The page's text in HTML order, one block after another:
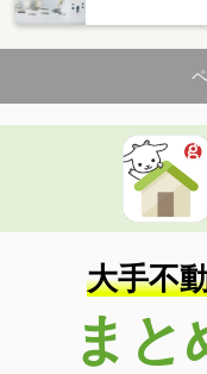
大手不
まと